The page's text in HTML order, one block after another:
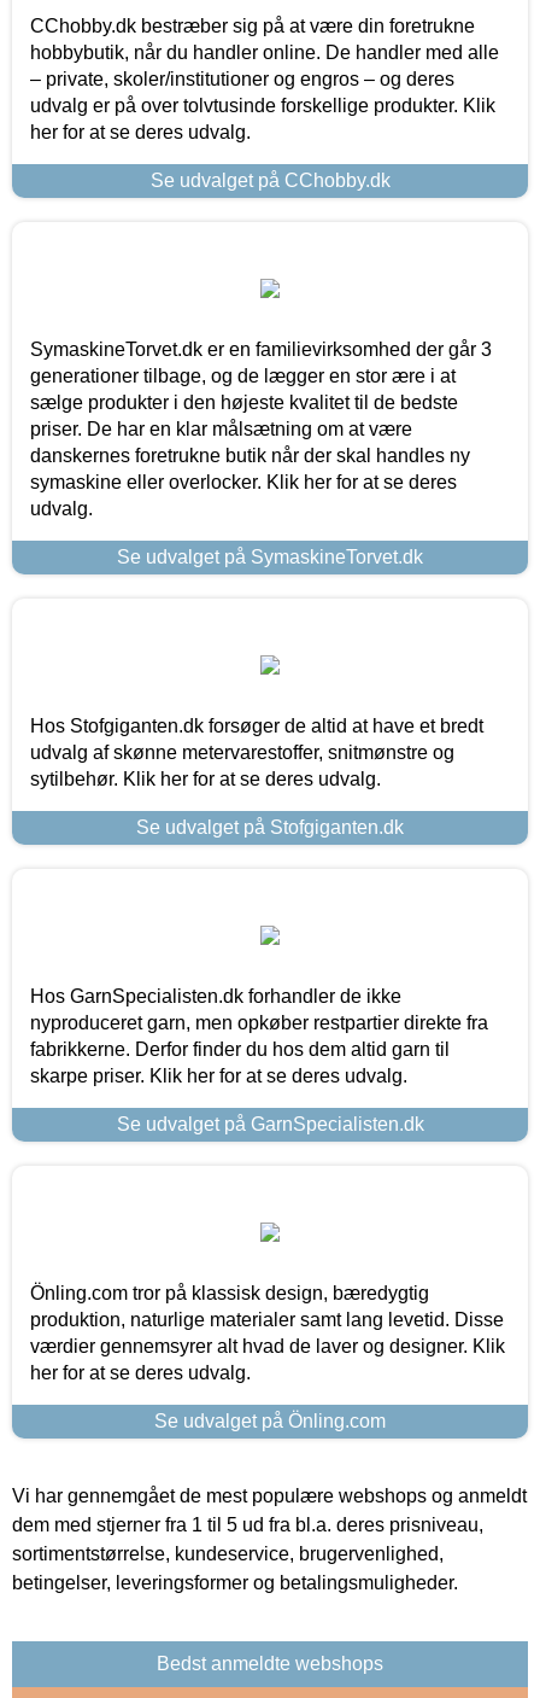
CChobby.dk bestræber sig på at være din foretrukne
hobbybutik, når du handler online. De handler med alle
– private, skoler/institutioner og engros – og deres
udvalg er på over tolvtusinde forskellige produkter. Klik
her for at se deres udvalg.
Se udvalget på CChobby.dk
SymaskineTorvet.dk er en familievirksomhed der går 3
generationer tilbage, og de lægger en stor ære i at
sælge produkter i den højeste kvalitet til de bedste
priser. De har en klar målsætning om at være
danskernes foretrukne butik når der skal handles ny
symaskine eller overlocker. Klik her for at se deres
udvalg.
Se udvalget på SymaskineTorvet.dk
Hos Stofgiganten.dk forsøger de altid at have et bredt
udvalg af skønne metervarestoffer, snitmønstre og
sytilbehør. Klik her for at se deres udvalg.
Se udvalget på Stofgiganten.dk
Hos GarnSpecialisten.dk forhandler de ikke
nyproduceret garn, men opkøber restpartier direkte fra
fabrikkerne. Derfor finder du hos dem altid garn til
skarpe priser. Klik her for at se deres udvalg.
Se udvalget på GarnSpecialisten.dk
Önling.com tror på klassisk design, bæredygtig
produktion, naturlige materialer samt lang levetid. Disse
værdier gennemsyrer alt hvad de laver og designer. Klik
her for at se deres udvalg.
Se udvalget på Önling.com
Vi har gennemgået de mest populære webshops og anmeldt
dem med stjerner fra 1 til 5 ud fra bl.a. deres prisniveau,
sortimentstørrelse, kundeservice, brugervenlighed,
betingelser, leveringsformer og betalingsmuligheder.
Bedst anmeldte webshops